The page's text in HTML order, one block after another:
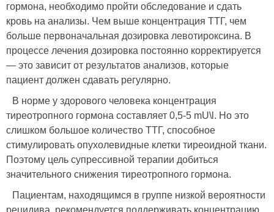
гормона, необходимо пройти обследование и сдать
кровь на анализы. Чем выше концентрация ТТГ, чем
больше первоначальная дозировка левотироксина. В
процессе лечения дозировка постоянно корректируется
— это зависит от результатов анализов, которые
пациент должен сдавать регулярно.
В норме у здорового человека концентрация
тиреотропного гормона составляет 0,5-5 mU\l. Но это
слишком большое количество ТТГ, способное
стимулировать опухолевидные клетки тиреоидной ткани.
Поэтому цель супрессивной терапии добиться
значительного снижения тиреотропного гормона.
Пациентам, находящимся в группе низкой вероятности